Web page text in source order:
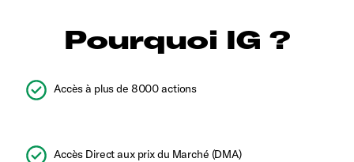
Pourquoi IG ?
Accès à plus de 8000 actions
Accès Direct aux prix du Marché (DMA)